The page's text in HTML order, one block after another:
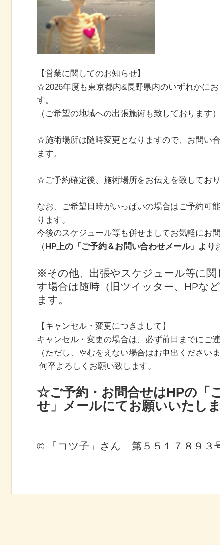
【営業に関してのお知らせ】
☆2026年度も東京都内&長野県内のいずれかに
す。
（ご希望の地域への出張施術も致しております）
☆施術場所は随時変更となりますので、お問い
ます。
☆ご予約確定後、施術場所をお伝えを致してお
なお、ご希望日時がいっぱいの場合はご予約可
ります。
今後のスケジュール等も併せましてお気軽にお
（HP上の「ご予約＆お問い合わせメール」より
※その他、出張やスケジュール等に
す場合は随時（旧ツイッター、HPな
ます。
【キャンセル・変更につきまして】
キャンセル・変更の場合は、必ず前日までにご
（ただし、やむをえない場合はお申出ください
何卒よろしくお願い致します。
☆ご予約・お問合せはHPの「
せ」メールにてお願いいたし
© 「コツ子」さん 第５５１７８９３